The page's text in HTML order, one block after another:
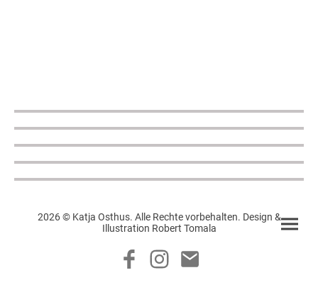
2026 © Katja Osthus. Alle Rechte vorbehalten. Design &
Illustration Robert Tomala